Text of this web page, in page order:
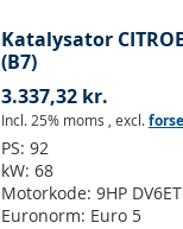
Katalysator
(B7)
3.337,32 kr.
Incl. 25% moms , excl.
PS: 92
kW: 68
Motorkode: 9HP
Euronorm: Euro 5